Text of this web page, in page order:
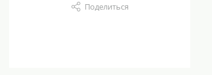
Поделиться